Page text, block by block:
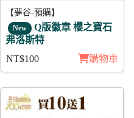
【夢谷-預購】
New Q版徽章 櫻之寶石
弗洛斯特
NT$100
購物車